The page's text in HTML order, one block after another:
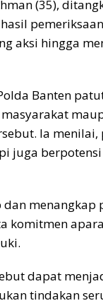
(35),
aksi hingga
Banten
Ia menilai,
juga
menangkap
komitmen
dapat
tindakan